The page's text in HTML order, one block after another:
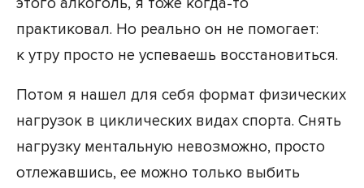
практиковал. Но реально он не помогает:
к утру просто не успеваешь восстановиться.
Потом я нашел для себя формат физических
нагрузок в циклических видах спорта. Снять
нагрузку ментальную невозможно, просто
отлежавшись, ее можно только выбить